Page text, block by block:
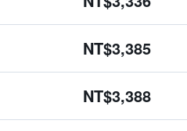
NT$3,385
NT$3,388